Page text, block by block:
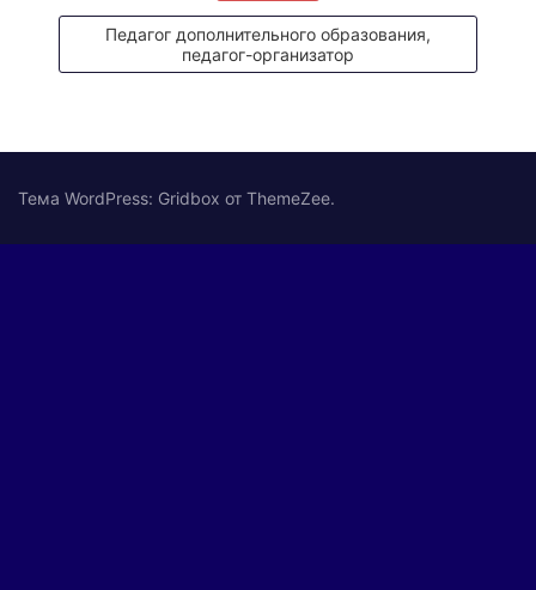
Педагог дополнительного образования,
педагог-организатор
Тема WordPress: Gridbox от ThemeZee.